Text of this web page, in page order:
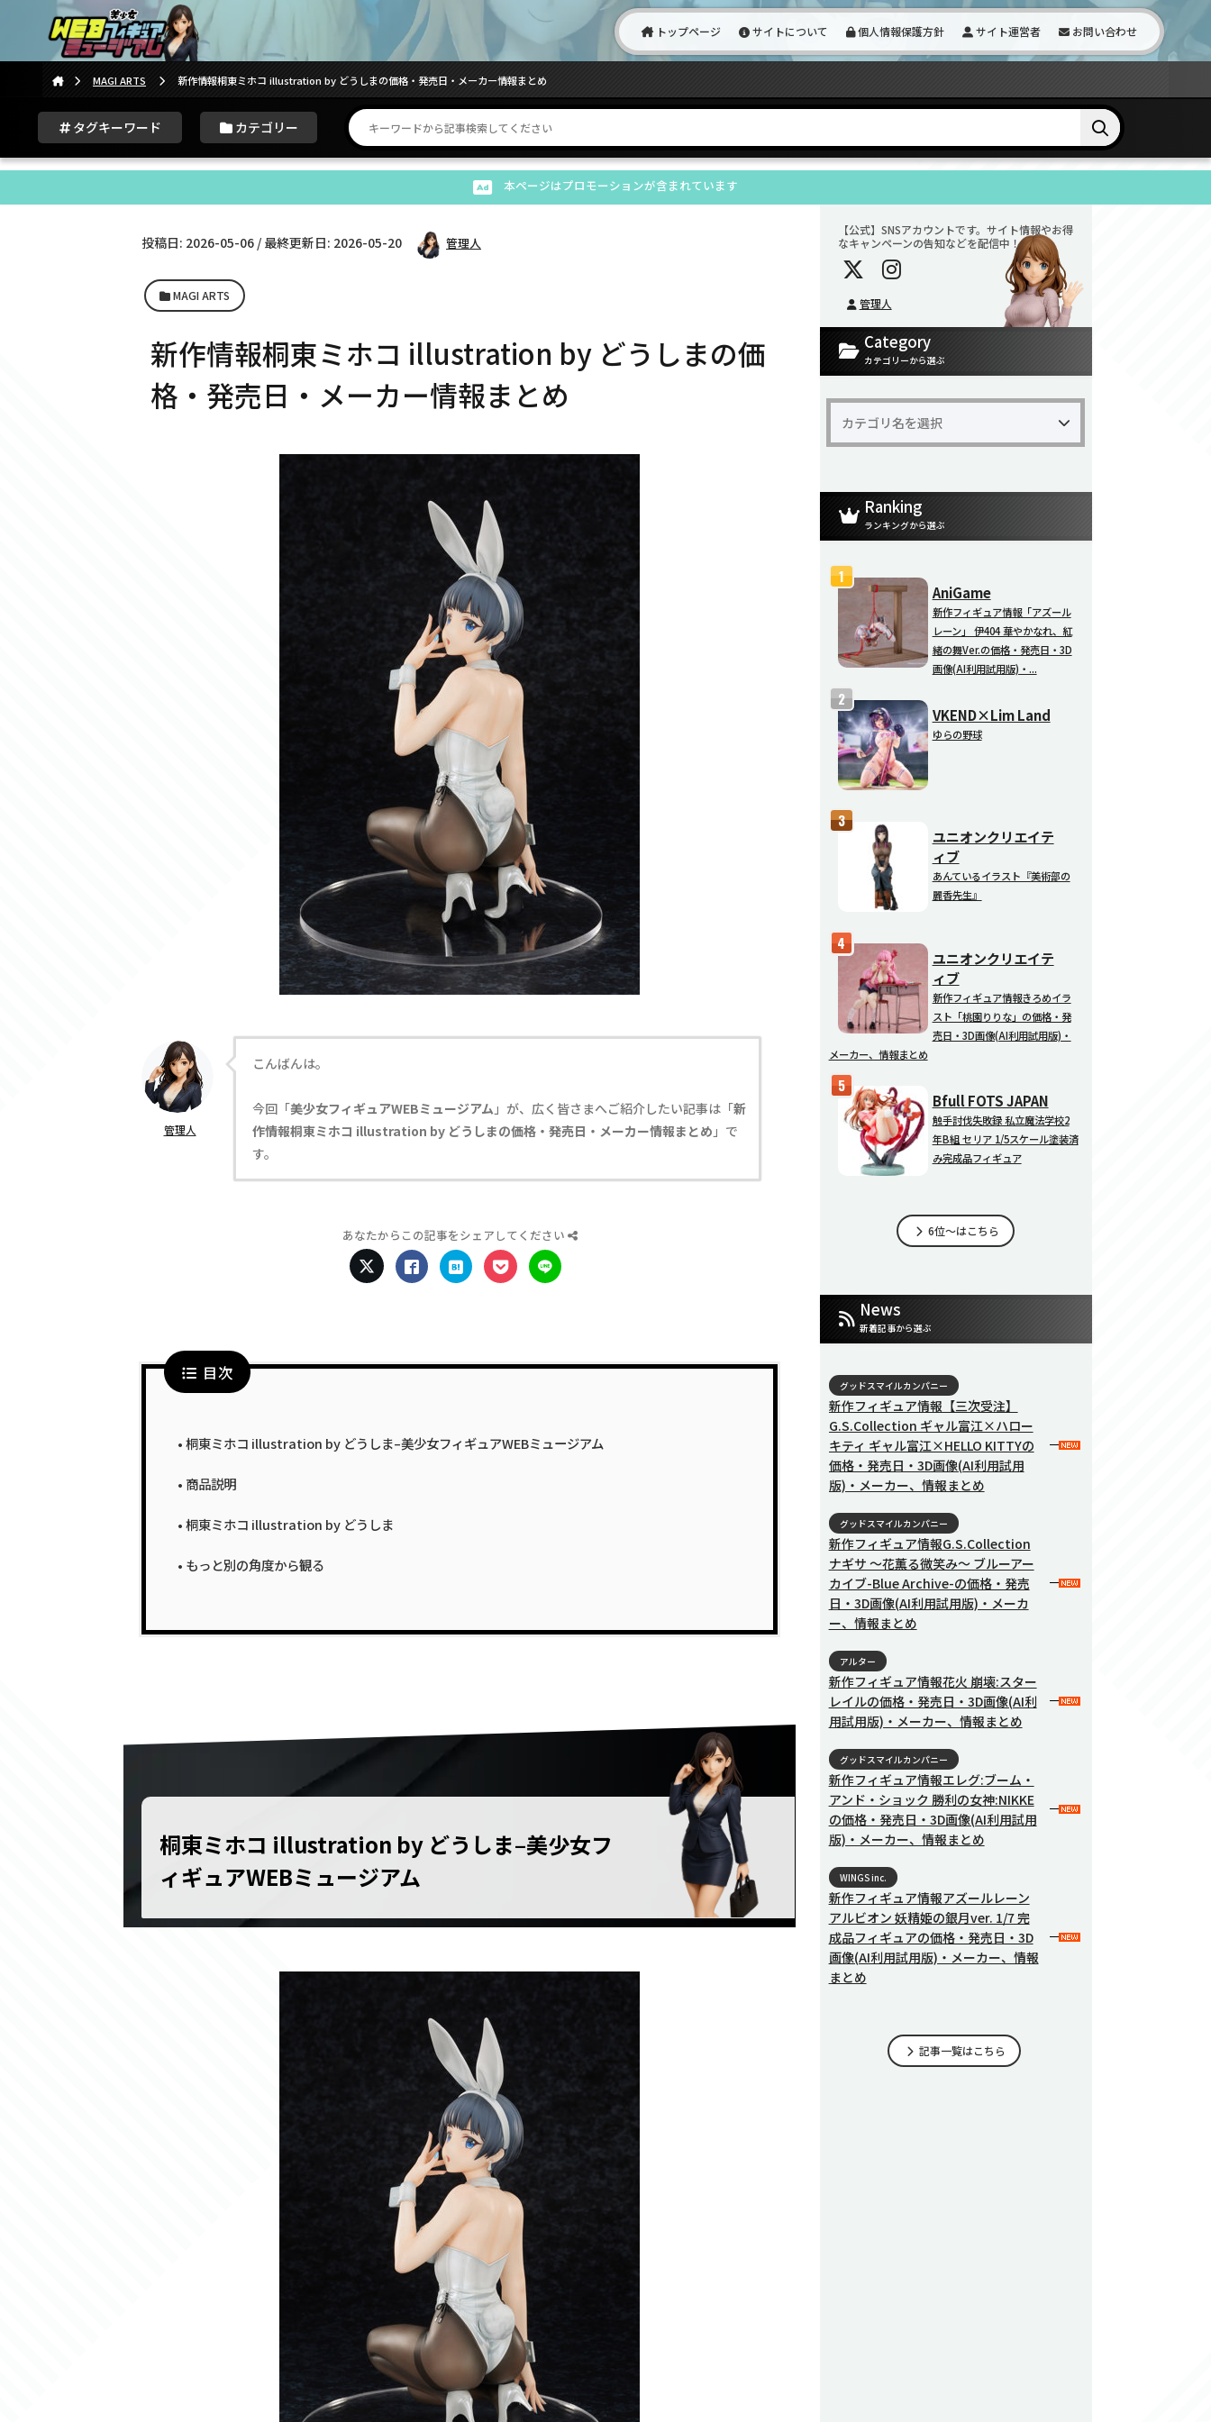
トップページ サイトについて 個人情報保護方針 サイト運営者 お問い合わせ
MAGI ARTS 新作情報桐東ミホコ illustration by どうしまの価格・発売日・メーカー情報まとめ
タグキーワード カテゴリー
本ページはプロモーションが含まれています
投稿日: 2026-05-06 / 最終更新日: 2026-05-20 管理人
MAGI ARTS
新作情報桐東ミホコ illustration by どうしまの価
格・発売日・メーカー情報まとめ
管理人
こんばんは。
今回「美少女フィギュアWEBミュージアム 」が、広く皆さまへご紹介したい記事は「新
作情報桐東ミホコ illustration by どうしまの価格・発売日・メーカー情報まとめ 」で
す。
あなたからこの記事をシェアしてください
目次
桐東ミホコ illustration by どうしま–美少女フィギュアWEBミュージアム
商品説明
桐東ミホコ illustration by どうしま
もっと別の角度から観る
桐東ミホコ illustration by どうしま–美少女フ
ィギュアWEBミュージアム
【公式】SNSアカウントです。サイト情報やお得
なキャンペーンの告知などを配信中！
管理人
Category
カテゴリーから選ぶ
Ranking
ランキングから選ぶ
AniGame
新作フィギュア情報「アズール
レーン」 伊404 華やかなれ、紅
緒の舞Ver.の価格・発売日・3D
画像(AI利用試用版)・...
VKEND×Lim Land
ゆらの野球
ユニオンクリエイテ
ィブ
あんているイラスト『美術部の
麗香先生』
ユニオンクリエイテ
ィブ
新作フィギュア情報きろめイラ
スト「桃園りりな」の価格・発
売日・3D画像(AI利用試用版)・
メーカー、情報まとめ
Bfull FOTS JAPAN
触手討伐失敗録 私立魔法学校2
年B組 セリア 1/5スケール塗装済
み完成品フィギュア
6位～はこちら
News
新着記事から選ぶ
グッドスマイルカンパニー
新作フィギュア情報【三次受注】
G.S.Collection ギャル富江×ハロー
キティ ギャル富江×HELLO KITTYの
価格・発売日・3D画像(AI利用試用
版)・メーカー、情報まとめ
グッドスマイルカンパニー
新作フィギュア情報G.S.Collection
ナギサ 〜花薫る微笑み〜 ブルーアー
カイブ-Blue Archive-の価格・発売
日・3D画像(AI利用試用版)・メーカ
ー、情報まとめ
アルター
新作フィギュア情報花火 崩壊:スター
レイルの価格・発売日・3D画像(AI利
用試用版)・メーカー、情報まとめ
グッドスマイルカンパニー
新作フィギュア情報エレグ:ブーム・
アンド・ショック 勝利の女神:NIKKE
の価格・発売日・3D画像(AI利用試用
版)・メーカー、情報まとめ
WINGS inc.
新作フィギュア情報アズールレーン
アルビオン 妖精姫の銀月ver. 1/7 完
成品フィギュアの価格・発売日・3D
画像(AI利用試用版)・メーカー、情報
まとめ
記事一覧はこちら